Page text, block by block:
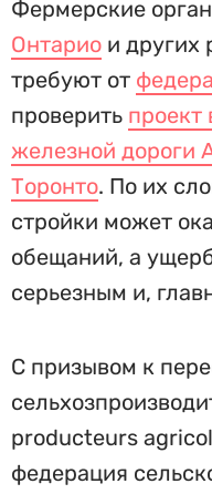
Фермерские
Онтарио и других
требуют от
проверить проект
железной дороги
Торонто. По их
стройки может
обещаний, а
серьезным и,
С призывом к
producteurs
федерация